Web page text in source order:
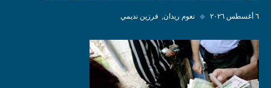
٦ أغسطس ٢٠٢٦ ◆ نعوم ريدان فرزين نديمي